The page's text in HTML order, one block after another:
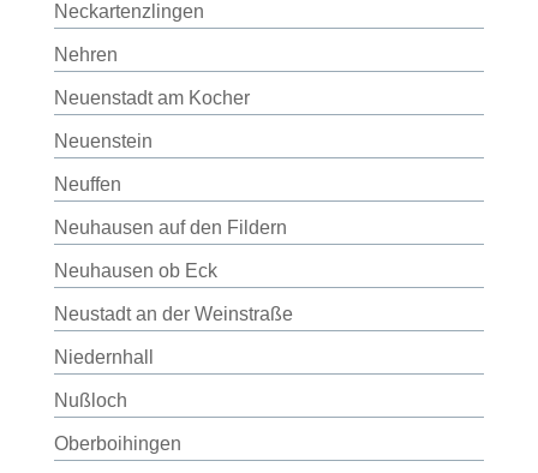
Neckartenzlingen
Nehren
Neuenstadt am Kocher
Neuenstein
Neuffen
Neuhausen auf den Fildern
Neuhausen ob Eck
Neustadt an der Weinstraße
Niedernhall
Nußloch
Oberboihingen